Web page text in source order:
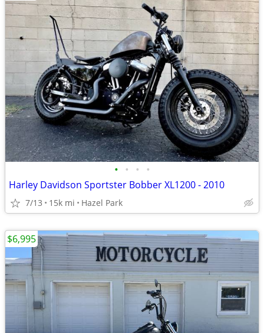
• • • •
Harley Davidson Sportster Bobber XL1200 - 2010
7/13 15k mi Hazel Park
$6,995